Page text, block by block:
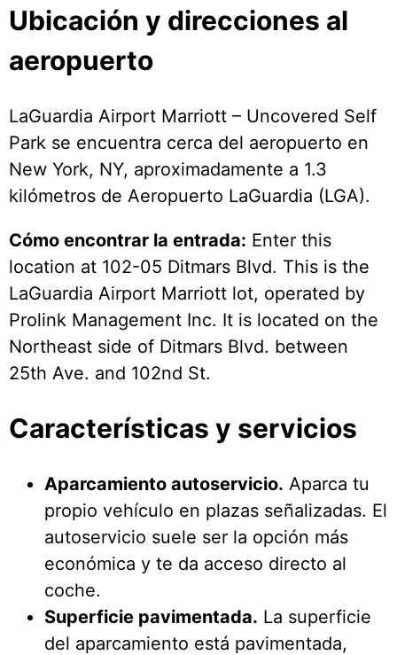
Ubicación y direcciones al
aeropuerto
LaGuardia Airport Marriott – Uncovered Self
Park se encuentra cerca del aeropuerto en
New York, NY, aproximadamente a 1.3
kilómetros de Aeropuerto LaGuardia (LGA).
Cómo encontrar la entrada: Enter this
location at 102-05 Ditmars Blvd. This is the
LaGuardia Airport Marriott lot, operated by
Prolink Management Inc. It is located on the
Northeast side of Ditmars Blvd. between
25th Ave. and 102nd St.
Características y servicios
Aparcamiento autoservicio. Aparca tu
propio vehículo en plazas señalizadas. El
autoservicio suele ser la opción más
económica y te da acceso directo al
coche.
Superficie pavimentada. La superficie
del aparcamiento está pavimentada,